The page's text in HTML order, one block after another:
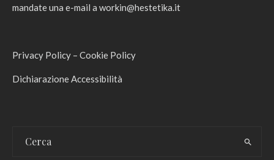
mandate una e-mail a workin@hestetika.it
Privacy Policy – Cookie Policy
Dichiarazione Accessibilità